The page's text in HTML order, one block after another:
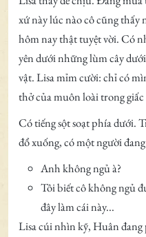
xứ này lúc nào cô cũng
hôm nay thật tuyệt vời. Có
yên dưới những lùm cây
vật. Lisa mỉm cười: chỉ có
thở của muôn loài trong
Có tiếng sột soạt phía dưới.
đổ xuống, có một người
Anh không ngủ à?
Tôi biết cô không ngủ
đây làm cái này...
Lisa cúi nhìn kỹ, Huân